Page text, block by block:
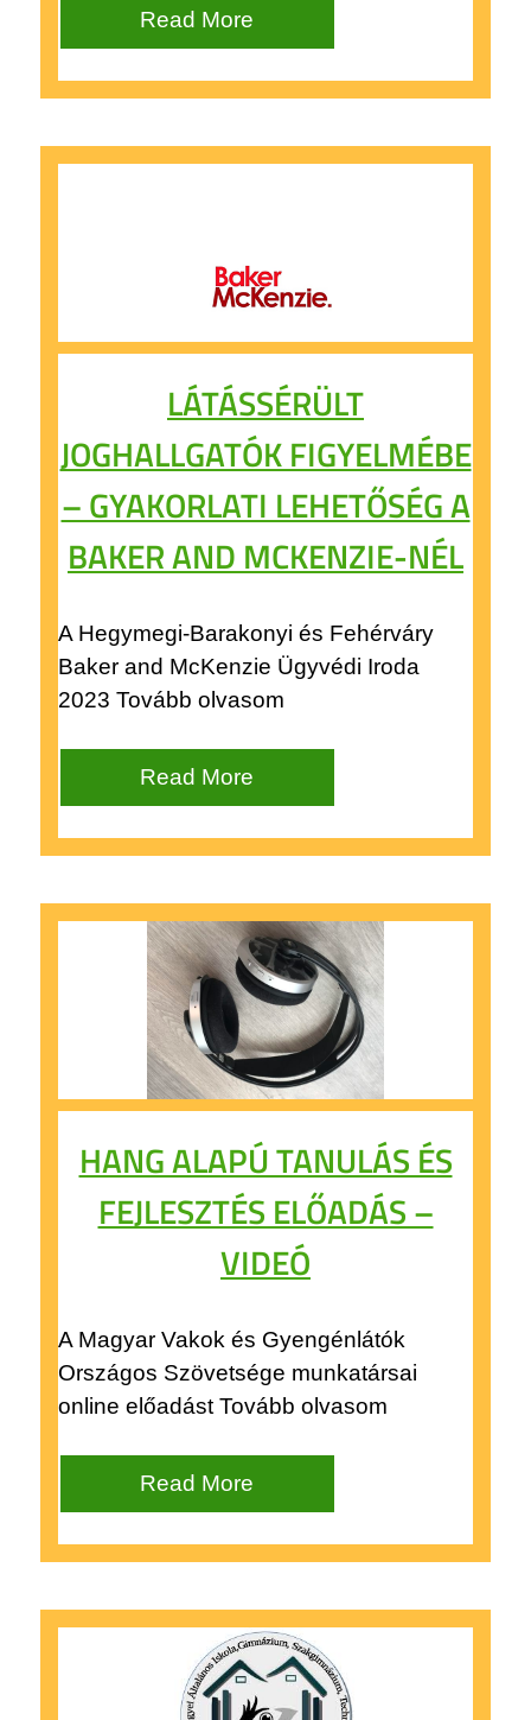
Read More
LÁTÁSSÉRÜLT
JOGHALLGATÓK FIGYELMÉBE
– GYAKORLATI LEHETŐSÉG A
BAKER AND MCKENZIE-NÉL
A Hegymegi-Barakonyi és Fehérváry
Baker and McKenzie Ügyvédi Iroda
2023 Tovább olvasom
Read More
HANG ALAPÚ TANULÁS ÉS
FEJLESZTÉS ELŐADÁS –
VIDEÓ
A Magyar Vakok és Gyengénlátók
Országos Szövetsége munkatársai
online előadást Tovább olvasom
Read More